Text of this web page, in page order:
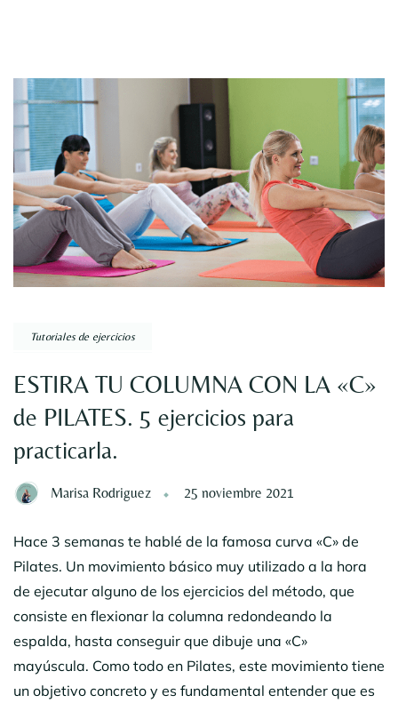
Tutoriales de ejercicios
ESTIRA TU COLUMNA CON LA «C»
de PILATES. 5 ejercicios para
practicarla.
Marisa Rodriguez 25 noviembre 2021
Hace 3 semanas te hablé de la famosa curva «C» de
Pilates. Un movimiento básico muy utilizado a la hora
de ejecutar alguno de los ejercicios del método, que
consiste en flexionar la columna redondeando la
espalda, hasta conseguir que dibuje una «C»
mayúscula. Como todo en Pilates, este movimiento tiene
un objetivo concreto y es fundamental entender que es